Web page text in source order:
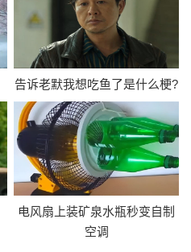
告诉老默我想吃鱼了是什么梗?
电风扇上装矿泉水瓶秒变自制
空调